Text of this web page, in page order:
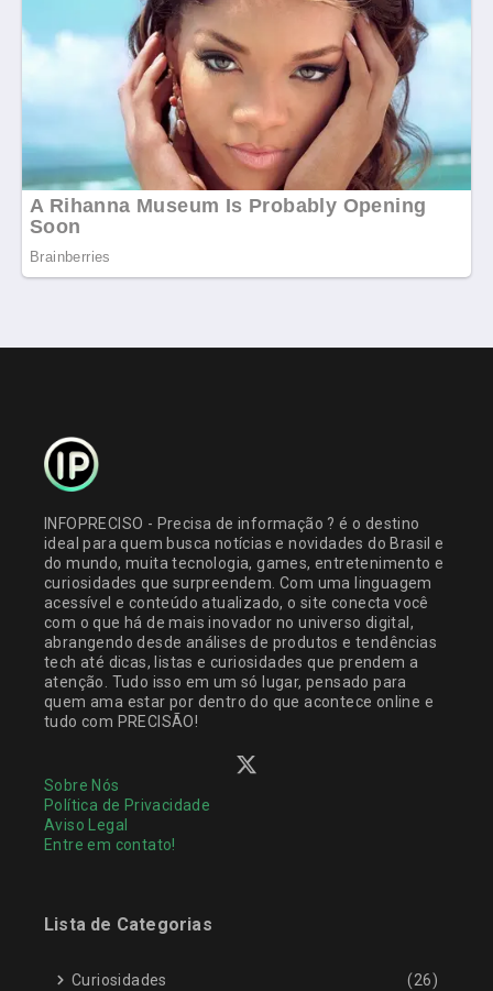
INFOPRECISO - Precisa de informação ? é o destino
ideal para quem busca notícias e novidades do Brasil e
do mundo, muita tecnologia, games, entretenimento e
curiosidades que surpreendem. Com uma linguagem
acessível e conteúdo atualizado, o site conecta você
com o que há de mais inovador no universo digital,
abrangendo desde análises de produtos e tendências
tech até dicas, listas e curiosidades que prendem a
atenção. Tudo isso em um só lugar, pensado para
quem ama estar por dentro do que acontece online e
tudo com PRECISÃO!
Sobre Nós
Política de Privacidade
Aviso Legal
Entre em contato!
Lista de Categorias
Curiosidades (26)